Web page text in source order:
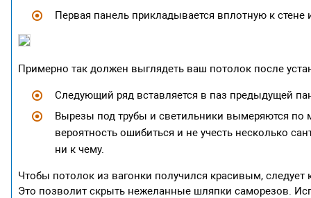
Первая панель прикладывается вплотную к стене
Примерно так должен выглядеть ваш потолок после
Следующий ряд вставляется в паз предыдущей
Вырезы под трубы и светильники вымеряются по
вероятность ошибиться и не учесть несколько
ни к чему.
Чтобы потолок из вагонки получился красивым, следует
Это позволит скрыть нежеланные шляпки саморезов.